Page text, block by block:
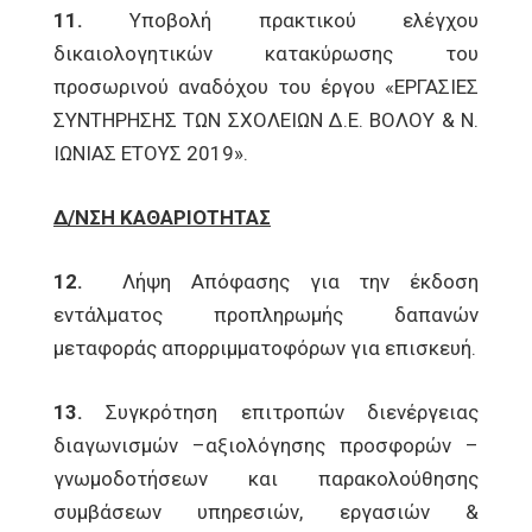
11. Υποβολή πρακτικού ελέγχου
δικαιολογητικών κατακύρωσης του
προσωρινού αναδόχου του έργου «ΕΡΓΑΣΙΕΣ
ΣΥΝΤΗΡΗΣΗΣ ΤΩΝ ΣΧΟΛΕΙΩΝ Δ.Ε. ΒΟΛΟΥ & Ν.
ΙΩΝΙΑΣ ΕΤΟΥΣ 2019».
Δ/ΝΣΗ ΚΑΘΑΡΙΟΤΗΤΑΣ
12.Λήψη Απόφασης για την έκδοση
εντάλματος προπληρωμής δαπανών
μεταφοράς απορριμματοφόρων για επισκευή.
13.Συγκρότηση επιτροπών διενέργειας
διαγωνισμών –αξιολόγησης προσφορών –
γνωμοδοτήσεων και παρακολούθησης
συμβάσεων υπηρεσιών, εργασιών &